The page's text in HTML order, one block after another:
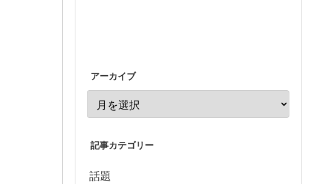
アーカイブ
記事カテゴリー
話題